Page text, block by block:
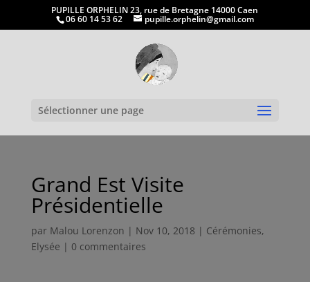
PUPILLE ORPHELIN 23, rue de Bretagne 14000 Caen
06 60 14 53 62 pupille.orphelin@gmail.com
Sélectionner une page
Grand Est Visite
Présidentielle
par Malou Lorenzon | Nov 10, 2018 | Cérémonies,
Elysée | 0 commentaires